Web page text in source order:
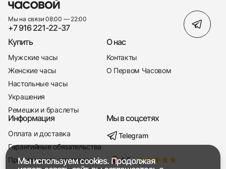
+7 916 221-22-37
Мы насвязи 08:00 — 19:00
Мы на связи 08:00 — 22:00
+7 916 221-22-37
Купить
Мужские часы
Женские часы
Настольные часы
Украшения
Ремешки и браслеты
О нас
Контакты
О Первом Часовом
Информация
Оплата и доставка
Гарантийные обязательства
Правила возврата товара
Мы в соцсетях
Telegram
Мы используем cookies. Продолжая